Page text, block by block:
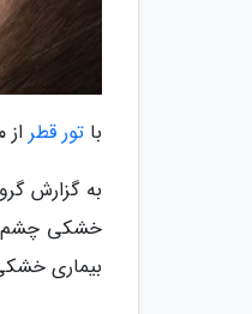
با تور قطر
بیماری خشکی چشم موجود، که یک